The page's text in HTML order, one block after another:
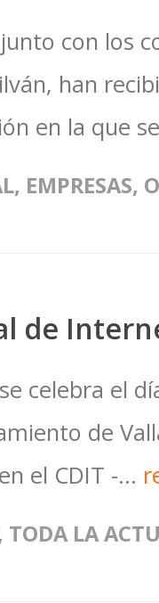
con los
han
en la que
, EMPRESAS,
de
celebra el
de
el CDIT -...
TODA LA